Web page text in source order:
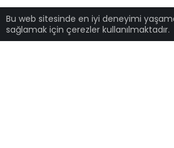
Bu web sitesinde en iyi deneyimi
sağlamak için çerezler kullanılmaktadır.